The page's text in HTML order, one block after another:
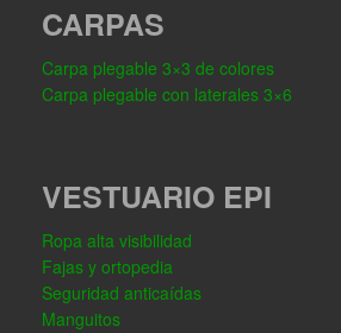
CARPAS
Carpa plegable 3×3 de colores
Carpa plegable con laterales 3×6
VESTUARIO EPI
Ropa alta visibilidad
Fajas y ortopedia
Seguridad anticaídas
Manguitos